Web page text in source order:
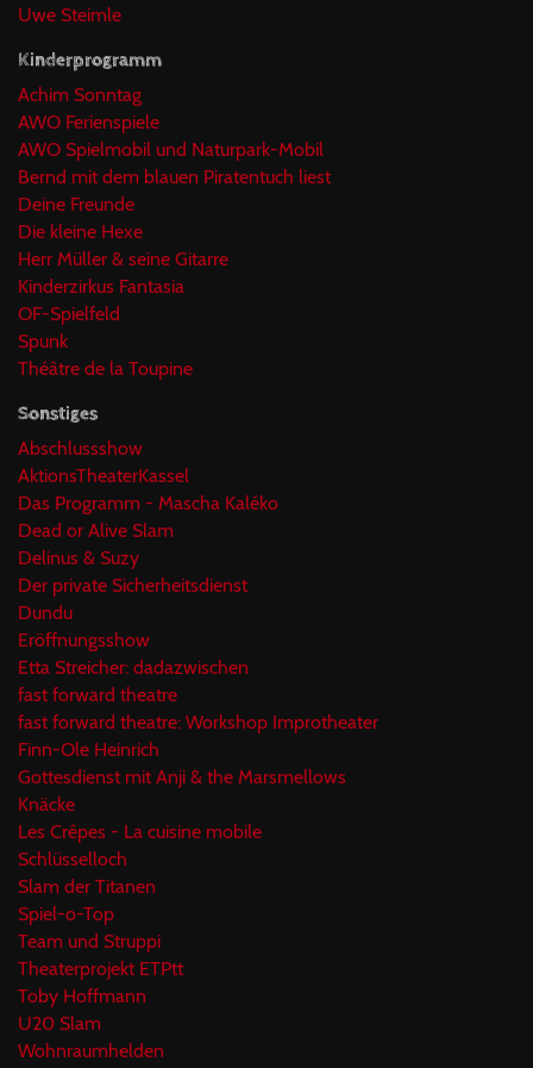
Uwe Steimle
Kinderprogramm
Achim Sonntag
AWO Ferienspiele
AWO Spielmobil und Naturpark-Mobil
Bernd mit dem blauen Piratentuch liest
Deine Freunde
Die kleine Hexe
Herr Müller & seine Gitarre
Kinderzirkus Fantasia
OF-Spielfeld
Spunk
Théâtre de la Toupine
Sonstiges
Abschlussshow
AktionsTheaterKassel
Das Programm - Mascha Kaléko
Dead or Alive Slam
Delinus & Suzy
Der private Sicherheitsdienst
Dundu
Eröffnungsshow
Etta Streicher: dadazwischen
fast forward theatre
fast forward theatre: Workshop Improtheater
Finn-Ole Heinrich
Gottesdienst mit Anji & the Marsmellows
Knäcke
Les Crêpes - La cuisine mobile
Schlüsselloch
Slam der Titanen
Spiel-o-Top
Team und Struppi
Theaterprojekt ETPtt
Toby Hoffmann
U20 Slam
Wohnraumhelden